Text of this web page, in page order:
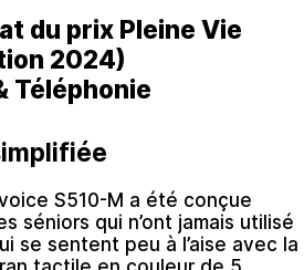
du prix Pleine Vie
2024)
Téléphonie
S510-M a été conçue
séniors qui n’ont jamais utilisé
se sentent peu à l’aise avec la